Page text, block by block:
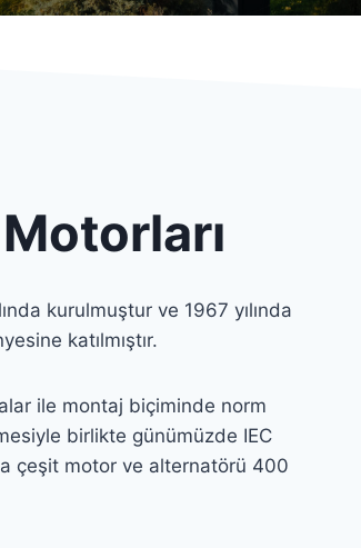
kurulmuştur ve 1967 yılında
katılmıştır.
ile montaj biçiminde norm
birlikte günümüzde IEC
çeşit motor ve alternatörü 400